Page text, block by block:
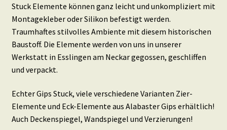
Stuck Elemente können ganz leicht und unkompliziert mit
Montagekleber oder Silikon befestigt werden.
Traumhaftes stilvolles Ambiente mit diesem historischen
Baustoff. Die Elemente werden von uns in unserer
Werkstatt in Esslingen am Neckar gegossen, geschliffen
und verpackt.
Echter Gips Stuck, viele verschiedene Varianten Zier-
Elemente und Eck-Elemente aus Alabaster Gips erhältlich!
Auch Deckenspiegel, Wandspiegel und Verzierungen!